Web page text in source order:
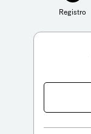
Registro